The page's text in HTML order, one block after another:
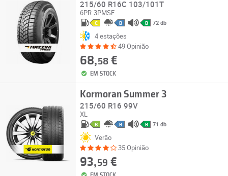
215/60 R16C 103/101T
6PR 3PMSF
C B B 72 db
4 estações
49 Opinião
68,58€
EM STOCK
Kormoran Summer 3
215/60 R16 99V
XL
B B B 71 db
Verão
35 Opinião
93,59 €